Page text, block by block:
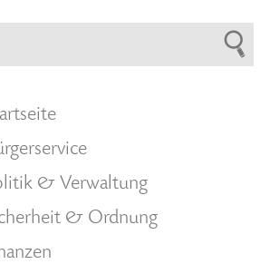
& Verwaltung
& Ordnung